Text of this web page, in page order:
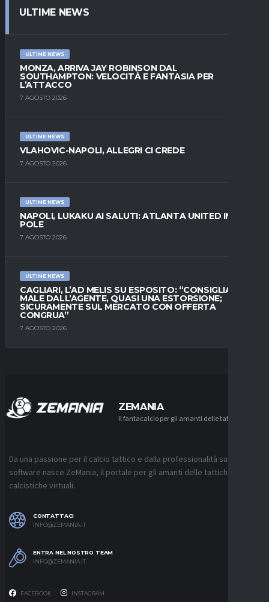
ULTIME NEWS
ULTIME NEWS
MONZA, ARRIVA JAY ROBINSON DAL
SOUTHAMPTON: VELOCITÀ E FANTASIA PER
L’ATTACCO
7 AGOSTO 2026
ULTIME NEWS
VLAHOVIC-NAPOLI, ALLEGRI CI CREDE
7 AGOSTO 2026
ULTIME NEWS
NAPOLI, LUKAKU AI SALUTI: ATLANTA UNITED IN
POLE
7 AGOSTO 2026
ULTIME NEWS
CAGLIARI, L’AD MELIS SU ESPOSITO: “CONSIGLIATO
MALE DALL’AGENTE, QUASI UNA ESTORSIONE;
SICURAMENTE SUL MERCATO CON OFFERTA
CONGRUA”
7 AGOSTO 2026
ZEMANIA
Il fantacalcio per gli amanti delle tattiche
Da una passione per il calcio tattico e dalla professionalità sui
software nasce ZeMania, il portale per gli amanti delle tattiche
calcistiche virtuali.
CONTATTACI
INFO@ZEMANIA.IT
ENTRA NEL NOSTRO TEAM
INFO@ZEMANIA.IT
FACEBOOK INSTAGRAM